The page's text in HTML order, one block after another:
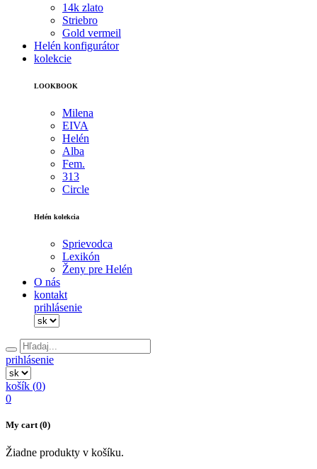
14k zlato
Striebro
Gold vermeil
Helén konfigurátor
kolekcie
LOOKBOOK
Milena
EIVA
Helén
Alba
Fem.
313
Circle
Helén kolekcia
Sprievodca
Lexikón
Ženy pre Helén
O nás
kontakt
prihlásenie
prihlásenie
košík (0)
0
My cart(0)
Žiadne produkty v košíku.